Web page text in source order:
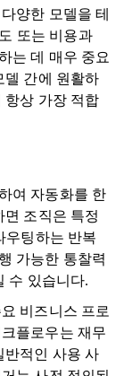
양한 모델을 테
또는 비용과
는 데 매우 중요
델 간에 원활하
항상 가장 적합
여 자동화를 한
조직은 특정
우팅하는 반복
가능한 통찰력
수 있습니다.
비즈니스 프로
플로우는 재무
반적인 사용 사